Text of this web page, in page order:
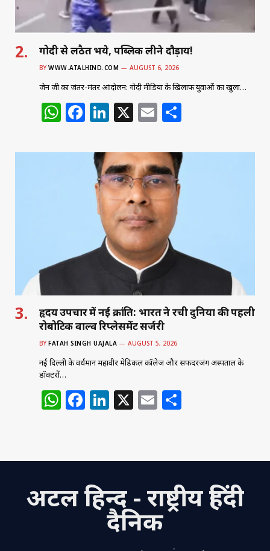
गोदी से लठैत भये, पब्लिक लीने दौड़ाय!
BY WWW.ATALHIND.COM AUGUST 6, 2026
जेन जी का जंतर-मंतर आंदोलन: गोदी मीडिया के खिलाफ युवाओं का खुला…
W
at
F
c
e
b
o
k
Li
k
e
dI
n
X E
ai
l
ar
e
हृदय उपचार में नई क्रांति: भारत ने रची दुनिया की पहली
रोबोटिक वाल्व रिप्लेसमेंट सर्जरी
BY FATAH SINGH UAJALA AUGUST 5, 2026
नई दिल्ली के वर्धमान महावीर मेडिकल कॉलेज और सफदरजंग अस्पताल के
डॉक्टरों…
W
s
p
p
F
e
o
o
Li
e
n
X E
l e
अटल हिन्द - राष्ट्रीय हिंदी
दैनिक